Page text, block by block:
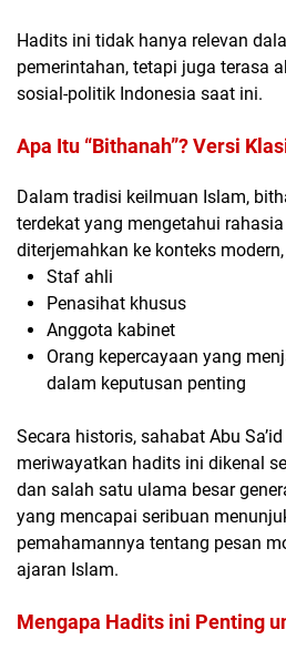
Hadits ini tidak hanya relevan
pemerintahan, tetapi juga terasa
sosial-politik Indonesia saat ini.
Apa Itu “Bithanah”? Versi
Dalam tradisi keilmuan Islam,
terdekat yang mengetahui
diterjemahkan ke konteks
Staf ahli
Penasihat khusus
Anggota kabinet
Orang kepercayaan yang
dalam keputusan penting
Secara historis, sahabat Abu
meriwayatkan hadits ini dikenal
dan salah satu ulama besar
yang mencapai seribuan
pemahamannya tentang pesan
ajaran Islam.
Mengapa Hadits ini Penting